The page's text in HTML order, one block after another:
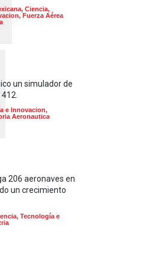
, Ciencia,
, Fuerza Aérea
un simulador de
e Innovacion,
Aeronautica
206 aeronaves en
un crecimiento
Tecnología e